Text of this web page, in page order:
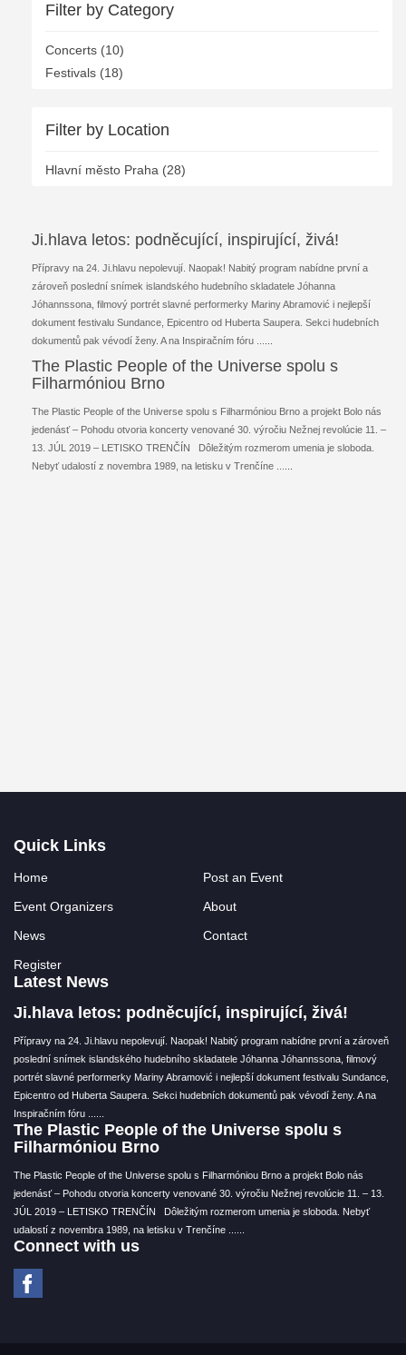
Filter by Category
Concerts (10)
Festivals (18)
Filter by Location
Hlavní město Praha (28)
Ji.hlava letos: podněcující, inspirující, živá!
Přípravy na 24. Ji.hlavu nepolevují. Naopak! Nabitý program nabídne první a
zároveň poslední snímek islandského hudebního skladatele Jóhanna
Jóhannssona, filmový portrét slavné performerky Mariny Abramović i nejlepší
dokument festivalu Sundance, Epicentro od Huberta Saupera. Sekci hudebních
dokumentů pak vévodí ženy. A na Inspiračním fóru ...
The Plastic People of the Universe spolu s
Filharmóniou Brno
The Plastic People of the Universe spolu s Filharmóniou Brno a projekt Bolo nás
jedenásť – Pohodu otvoria koncerty venované 30. výročiu Nežnej revolúcie 11. –
13. JÚL 2019 – LETISKO TRENČÍN Dôležitým rozmerom umenia je sloboda.
Nebyť udalostí z novembra 1989, na letisku v Trenčíne ...
Quick Links
Home
Post an Event
Event Organizers
About
News
Contact
Register
Latest News
Ji.hlava letos: podněcující, inspirující, živá!
Přípravy na 24. Ji.hlavu nepolevují. Naopak! Nabitý program nabídne první a zároveň
poslední snímek islandského hudebního skladatele Jóhanna Jóhannssona, filmový
portrét slavné performerky Mariny Abramović i nejlepší dokument festivalu Sundance,
Epicentro od Huberta Saupera. Sekci hudebních dokumentů pak vévodí ženy. A na
Inspiračním fóru ...
The Plastic People of the Universe spolu s
Filharmóniou Brno
The Plastic People of the Universe spolu s Filharmóniou Brno a projekt Bolo nás
jedenásť – Pohodu otvoria koncerty venované 30. výročiu Nežnej revolúcie 11. – 13.
JÚL 2019 – LETISKO TRENČÍN Dôležitým rozmerom umenia je sloboda. Nebyť
udalostí z novembra 1989, na letisku v Trenčíne ...
Connect with us